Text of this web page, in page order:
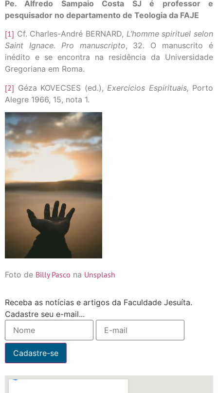
Pe. Alfredo Sampaio Costa SJ é professor e
pesquisador no departamento de Teologia da FAJE
[1] Cf. Charles-André BERNARD, L’homme spirituel selon
Saint Ignace. Pro manuscripto, 32. O manuscrito é
inédito e se encontra na residência da Universidade
Gregoriana em Roma.
[2] Géza KOVECSES (ed.), Exercicios Espirituais, Porto
Alegre 1966, 15, nota 1.
Foto de Billy Pasco na Unsplash
Receba as notícias e artigos da Faculdade Jesuíta.
Cadastre seu e-mail...